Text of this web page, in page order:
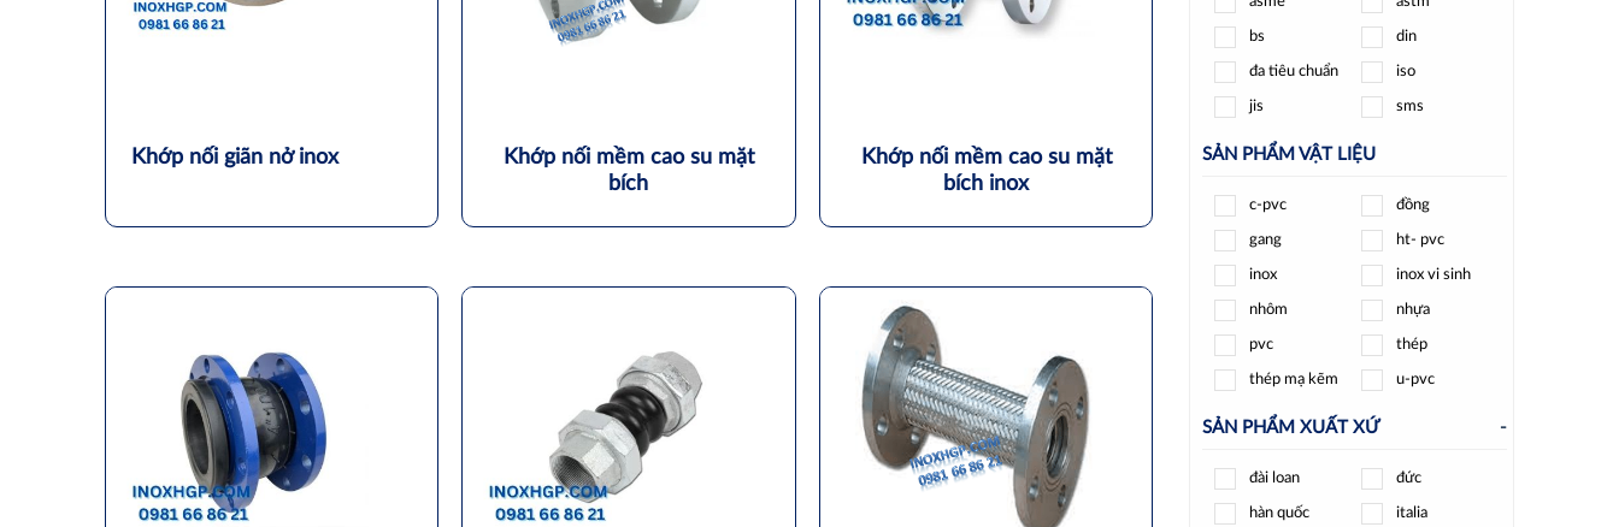
Khớp nối giãn nở inox
Khớp nối mềm cao su mặt
bích
Khớp nối mềm cao su mặt
bích inox
samwoo sanwa
shinyi spiraxsarco
t-blue tpc
unid wise
wonil
yongchuang yoshitake
zenner
bs din
đa tiêu chuẩn iso
jis sms
SẢN PHẨM VẬT LIỆU
c-pvc đồng
gang ht- pvc
inox inox vi sinh
nhôm nhựa
pvc thép
thép mạ kẽm u-pvc
SẢN PHẨM XUẤT XỨ -
đài loan đức
hàn quốc italia